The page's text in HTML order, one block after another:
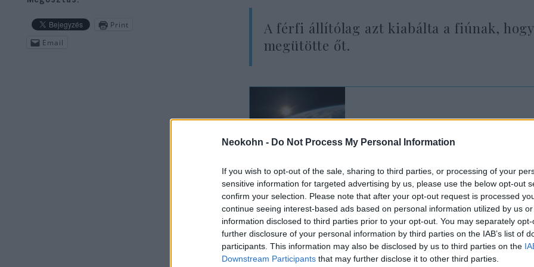
Neokohn - Do Not Process My Personal Information
If you wish to opt-out of the sale, sharing to third parties, or processing of your
sensitive information for targeted advertising by us, please use the below opt-out
confirm your selection. Please note that after your opt-out request is processed
continue seeing interest-based ads based on personal information utilized by us
information disclosed to third parties prior to your opt-out. You may separately
further disclosure of your personal information by third parties on the IAB’s list of
participants. This information may also be disclosed by us to third parties on the
Downstream Participants that may further disclose it to other third parties.
A férfi állítólag azt kiabálta a fiúnak,
megütötte őt.
„Hitlernek igaza volt”
ki a római
A hajléktalan, büntetlen előéletű gyanúsítottat az
Piazza della Repubblica közelében tartóztatták le.
incidensről készült kamerafelvételek alapján
törött üvegdarabbal fenyegetett meg egy boltost. A
Print
Email